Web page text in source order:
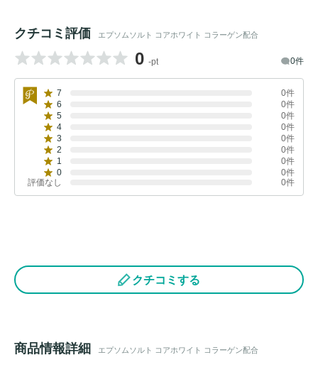
クチコミ評価 エプソムソルト コアホワイト コラーゲン配合
0 -pt 0件
7
0件
6
0件
5
0件
4
0件
3
0件
2
0件
1
0件
0
0件
評価なし
0件
クチコミする
商品情報詳細 エプソムソルト コアホワイト コラーゲン配合